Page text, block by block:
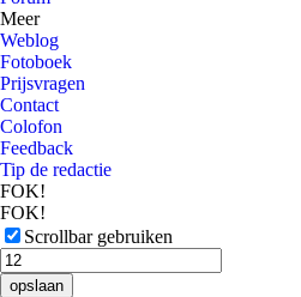
Meer
Weblog
Fotoboek
Prijsvragen
Contact
Colofon
Feedback
Tip de redactie
FOK!
FOK!
Scrollbar gebruiken
opslaan